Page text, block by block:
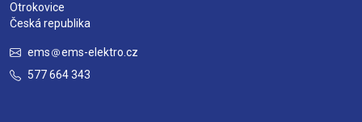
Otrokovice
Česká republika
ems
ems-elektro.cz
577 664 343